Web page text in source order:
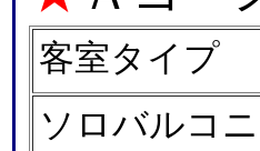
客室タイプ
ソロバルコ